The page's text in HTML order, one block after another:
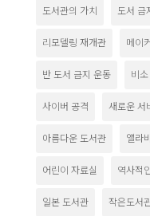
도서관의 가치 도서 금
리모델링 재개관 메이
반 도서 금지 운동 비소
사이버 공격 새로운 서
아름다운 도서관 앨라
어린이 자료실 역사적
일본 도서관 작은도서